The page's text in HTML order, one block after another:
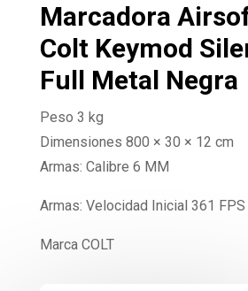
Marcadora
Colt Keymod
Full Metal Negra
Peso 3 kg
Dimensiones 800 × 30 × 12 cm
Armas: Calibre 6 MM
Armas: Velocidad Inicial 361 FPS
Marca COLT